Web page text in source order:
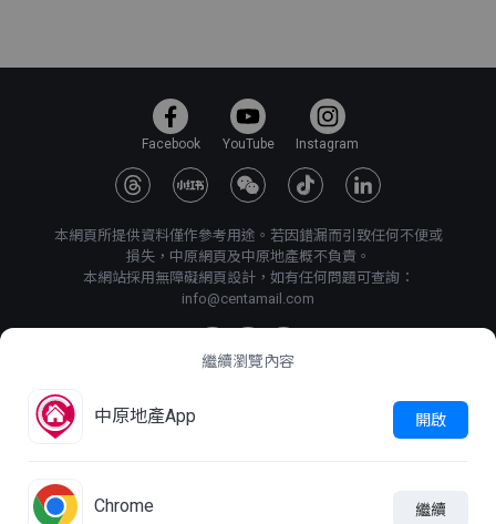
繼續瀏覽內容
中原地產App 開啟
Chrome
繼續
Facebook YouTube Instagram
本網頁所提供資料僅作參考用途。若因錯漏而引致任何不便或
損失，中原網頁及中原地產概不負責。
本網站採用無障礙網頁設計，如有任何問題可查詢：
info@centamail.com
©2026 中原地產代理有限公司 版權所有・
牌照號碼 C-000227